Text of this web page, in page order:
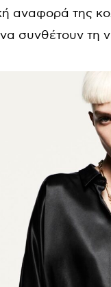
αναφορά της
συνθέτουν τη